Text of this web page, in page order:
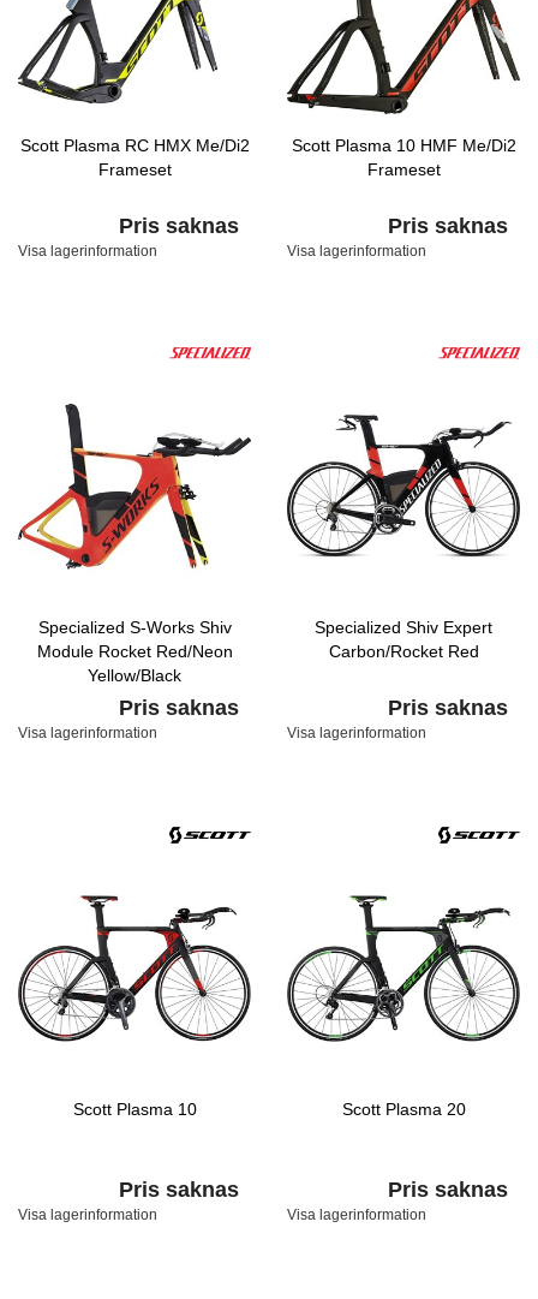
Scott Plasma RC HMX Me/Di2
Frameset
Pris saknas
Visa lagerinformation
Scott Plasma 10 HMF Me/Di2
Frameset
Pris saknas
Visa lagerinformation
Specialized S-Works Shiv
Module Rocket Red/Neon
Yellow/Black
Pris saknas
Visa lagerinformation
Specialized Shiv Expert
Carbon/Rocket Red
Pris saknas
Visa lagerinformation
Scott Plasma 10
Pris saknas
Visa lagerinformation
Scott Plasma 20
Pris saknas
Visa lagerinformation